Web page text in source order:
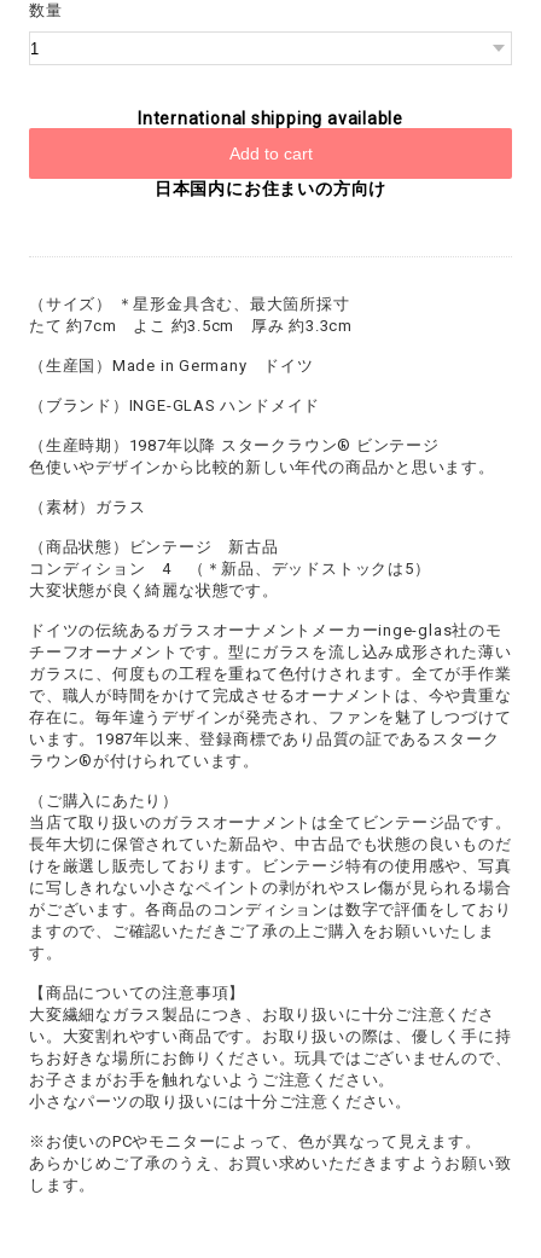
数量
International shipping available
Add to cart
日本国内にお住まいの方向け
（サイズ） ＊星形金具含む、最大箇所採寸
たて 約7cm よこ 約3.5cm 厚み 約3.3cm
（生産国）Made in Germany ドイツ
（ブランド）INGE-GLAS ハンドメイド
（生産時期）1987年以降 スタークラウン® ビンテージ
色使いやデザインから比較的新しい年代の商品かと思います。
（素材）ガラス
（商品状態）ビンテージ 新古品
コンディション 4 （＊新品、デッドストックは5）
大変状態が良く綺麗な状態です。
ドイツの伝統あるガラスオーナメントメーカーinge-glas社のモ
チーフオーナメントです。型にガラスを流し込み成形された薄い
ガラスに、何度もの工程を重ねて色付けされます。全てが手作業
で、職人が時間をかけて完成させるオーナメントは、今や貴重な
存在に。毎年違うデザインが発売され、ファンを魅了しつづけて
います。1987年以来、登録商標であり品質の証であるスターク
ラウン®が付けられています。
（ご購入にあたり）
当店て取り扱いのガラスオーナメントは全てビンテージ品です。
長年大切に保管されていた新品や、中古品でも状態の良いものだ
けを厳選し販売しております。ビンテージ特有の使用感や、写真
に写しきれない小さなペイントの剥がれやスレ傷が見られる場合
がございます。各商品のコンディションは数字で評価をしており
ますので、ご確認いただきご了承の上ご購入をお願いいたしま
す。
【商品についての注意事項】
大変繊細なガラス製品につき、お取り扱いに十分ご注意くださ
い。大変割れやすい商品です。お取り扱いの際は、優しく手に持
ちお好きな場所にお飾りください。玩具ではございませんので、
お子さまがお手を触れないようご注意ください。
小さなパーツの取り扱いには十分ご注意ください。
※お使いのPCやモニターによって、色が異なって見えます。
あらかじめご了承のうえ、お買い求めいただきますようお願い致
します。